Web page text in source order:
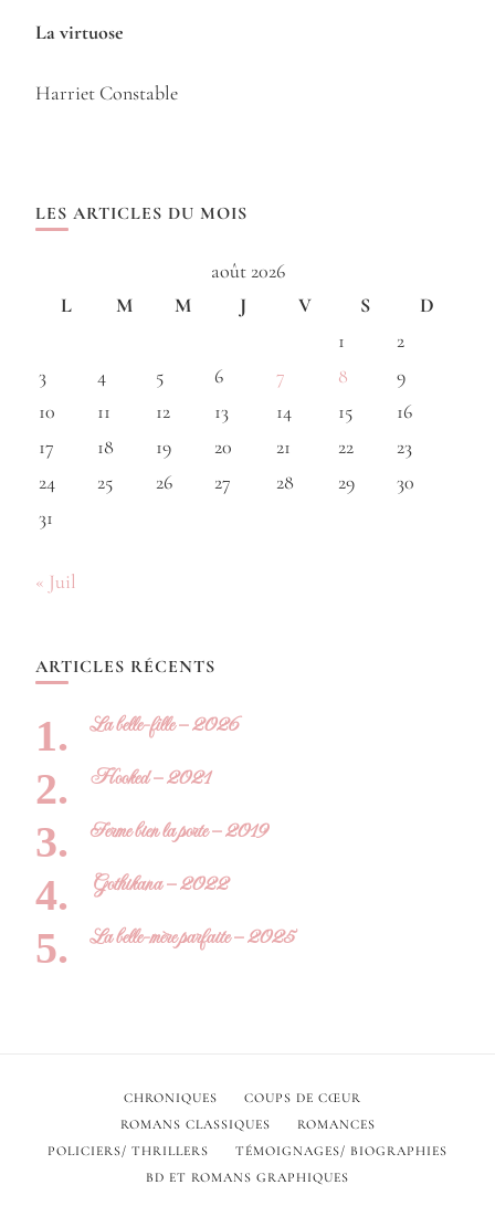
La virtuose
Harriet Constable
LES ARTICLES DU MOIS
août 2026
L
M M J V S
D
1
2
3
4 5 6 7 8
9
10
11 12 13 14 15
16
17
18 19 20 21 22
23
24
25 26 27 28 29
30
31
« Juil
ARTICLES RÉCENTS
La belle-fille – 2026
Hooked – 2021
Ferme bien la porte – 2019
Gothikana – 2022
La belle-mère parfaite – 2025
CHRONIQUES
COUPS DE CŒUR
ROMANS CLASSIQUES
ROMANCES
POLICIERS/ THRILLERS
TÉMOIGNAGES/ BIOGRAPHIES
BD ET ROMANS GRAPHIQUES